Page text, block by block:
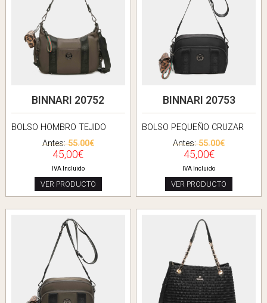
BINNARI 20752
BOLSO HOMBRO TEJIDO
Antes:55.00€
45,00€
IVA Incluido
VER PRODUCTO
BINNARI 20753
BOLSO PEQUEÑO CRUZAR
Antes:55.00€
45,00€
IVA Incluido
VER PRODUCTO